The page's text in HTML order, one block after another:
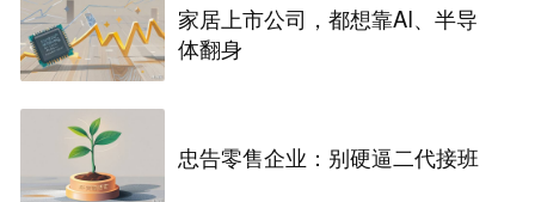
家居上市公司，都想靠AI、半导
体翻身
忠告零售企业：别硬逼二代接班